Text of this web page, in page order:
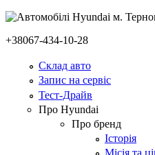
+38067-434-10-28
Склад авто
Запис на сервіс
Тест-Драйв
Про Hyundai
Про бренд
Історія